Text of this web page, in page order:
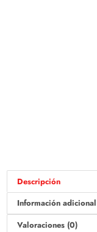
Descripción
Información adicional
Valoraciones (0)